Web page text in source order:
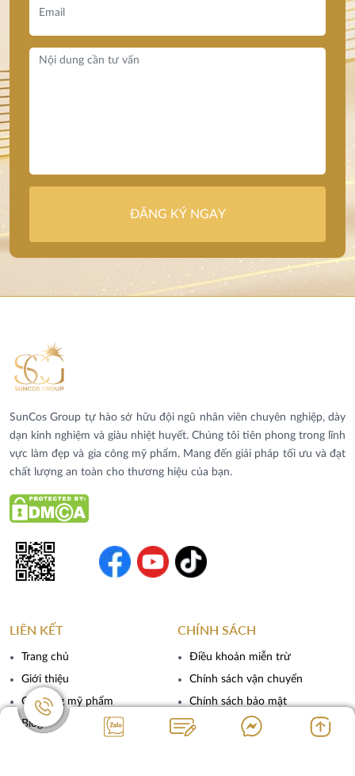
ĐĂNG KÝ NGAY
SunCos Group tự hào sở hữu đội ngũ nhân viên chuyên nghiệp, dày
dạn kinh nghiệm và giàu nhiệt huyết. Chúng tôi tiên phong trong lĩnh
vực làm đẹp và gia công mỹ phẩm. Mang đến giải pháp tối ưu và đạt
chất lượng an toàn cho thương hiệu của bạn.
LIÊN KẾT
Trang chủ
Giới thiệu
Gia công mỹ phẩm
Blog
CHÍNH SÁCH
Điều khoản miễn trừ
Chính sách vận chuyển
Chính sách bảo mật